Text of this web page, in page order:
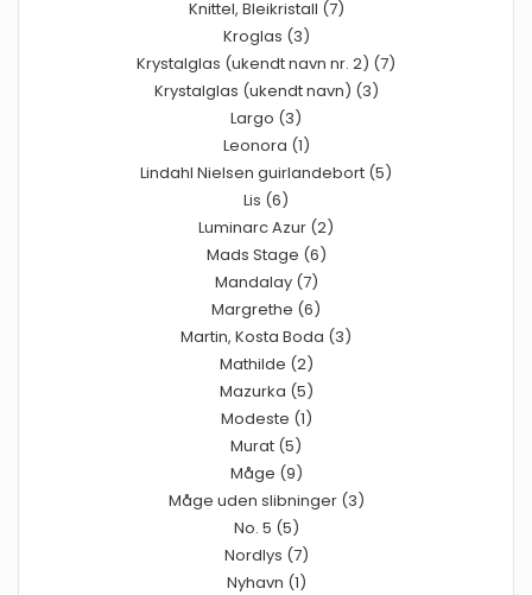
Knittel, Bleikristall (7)
Kroglas (3)
Krystalglas (ukendt navn nr. 2) (7)
Krystalglas (ukendt navn) (3)
Largo (3)
Leonora (1)
Lindahl Nielsen guirlandebort (5)
Lis (6)
Luminarc Azur (2)
Mads Stage (6)
Mandalay (7)
Margrethe (6)
Martin, Kosta Boda (3)
Mathilde (2)
Mazurka (5)
Modeste (1)
Murat (5)
Måge (9)
Måge uden slibninger (3)
No. 5 (5)
Nordlys (7)
Nyhavn (1)